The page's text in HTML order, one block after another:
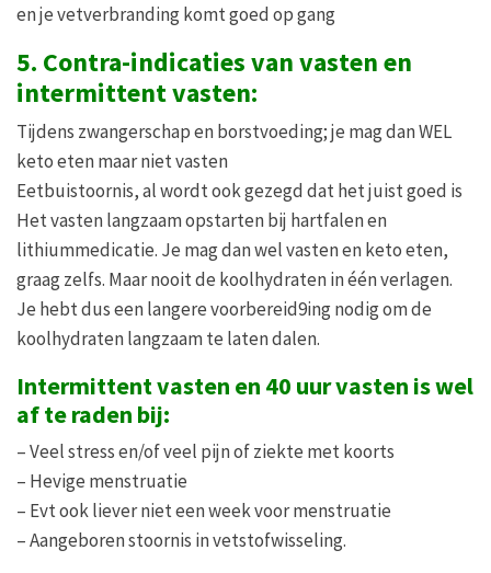
en je vetverbranding komt goed op gang
5. Contra-indicaties van vasten en
intermittent vasten:
Tijdens zwangerschap en borstvoeding; je mag dan WEL
keto eten maar niet vasten
Eetbuistoornis, al wordt ook gezegd dat het juist goed is
Het vasten langzaam opstarten bij hartfalen en
lithiummedicatie. Je mag dan wel vasten en keto eten,
graag zelfs. Maar nooit de koolhydraten in één verlagen.
Je hebt dus een langere voorbereid9ing nodig om de
koolhydraten langzaam te laten dalen.
Intermittent vasten en 40 uur vasten is wel
af te raden bij:
– Veel stress en/of veel pijn of ziekte met koorts
– Hevige menstruatie
– Evt ook liever niet een week voor menstruatie
– Aangeboren stoornis in vetstofwisseling.